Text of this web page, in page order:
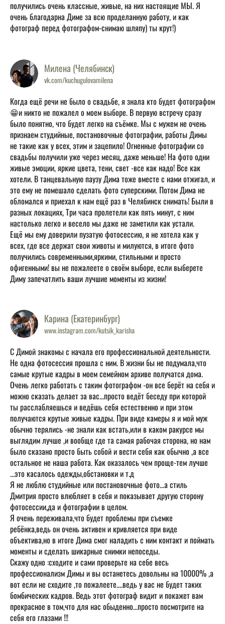
получились очень классные, живые, на них настоящие МЫ. Я
очень благодарна Диме за всю проделанную работу, и как
фотограф перед фотографом-снимаю шляпу) ты крут!)
Милена (Челябинск)
vk.com/kuchugulovamilena
Когда ещё речи не было о свадьбе, я знала кто будет фотографом
😁и никто не пожалел о моем выборе. В первую встречу сразу
было понятно, что будет легко на съёмке. Мы с мужем не очень
признаем студийные, постановочные фотографии, работы Димы
не такие как у всех, этим и зацепило! Огненные фотографии со
свадьбы получили уже через месяц, даже меньше! На фото одни
живые эмоции, яркие цвета, тени, свет -все как надо! Все как
хотели. В танцевальную паузу Дима тоже вместе с нами отжигал, и
это ему не помешало сделать фото суперскими. Потом Дима не
обломался и приехал к нам ещё раз в Челябинск снимать! Были в
разных локациях, Три часа пролетели как пять минут, с ним
настолько легко и весело мы даже не заметили как устали.
Ещё мы ему доверили пузатую фотосессию, я не хотела как у
всех, где все держат свои животы и милуются, в итоге фото
получились современными,яркими, стильными и просто
офигенными! вы не пожалеете о своём выборе, если выберете
Диму запечатлить ваши лучшие моменты из жизни!
Карина (Екатеринбург)
www.instagram.com/kutsik_karisha
С Димой знакомы с начала его профессиональной деятельности.
Не одна фотосессия прошла с ним. В жизни бы не подумала,что
самые крутые кадры в моем семейном архиве получатся дома.
Очень легко работать с таким фотографом -он все берёт на себя и
можно сказать делает за вас...просто ведёт беседу при которой
ты расслабляешься и ведёшь себя естественно и при этом
получаются крутые живые кадры. При виде камеры я и мой муж
обычно терялись -не знали как встать,или в каком ракурсе мы
выглядим лучше ,и вообще где та самая рабочая сторона, но нам
было сказано просто быть собой и вести себя как обычно ,а все
остальное не наша работа. Как оказалось чем проще-тем лучше
...это касалось одежды,обстановки и т.д
Я не люблю студийные или постановочные фото...а стиль
Дмитрия просто влюбляет в себя и показывает другую сторону
фотосессии,да и фотографии в целом.
Я очень переживала,что будет проблемы при съемке
ребёнка,ведь он очень активен и кривляется при виде
объектива,но в итоге Дима смог наладить с ним контакт и поймать
моменты и сделать шикарные снимки непоседы.
Скажу одно :сходите и сами проверьте на себе весь
профессионализм Димы и вы останетесь довольны на 10000% ,а
вот если не сходите ,то пожалеете....ведь у вас не будет таких
бомбических кадров. Ведь этот фотограф видит и покажет вам
прекрасное в том,что для нас обыденно...просто посмотрите на
себя его глазами !!!